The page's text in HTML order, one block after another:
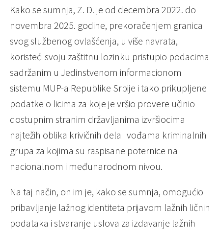
Kako se sumnja, Z. D. je od decembra 2022. do
novembra 2025. godine, prekoračenjem granica
svog službenog ovlašćenja, u više navrata,
koristeći svoju zaštitnu lozinku pristupio podacima
sadržanim u Jedinstvenom informacionom
sistemu MUP-a Republike Srbije i tako prikupljene
podatke o licima za koje je vršio provere učinio
dostupnim stranim državljanima izvršiocima
najtežih oblika krivičnih dela i vođama kriminalnih
grupa za kojima su raspisane poternice na
nacionalnom i međunarodnom nivou.
Na taj način, on im je, kako se sumnja, omogućio
pribavljanje lažnog identiteta prijavom lažnih ličnih
podataka i stvaranje uslova za izdavanje lažnih